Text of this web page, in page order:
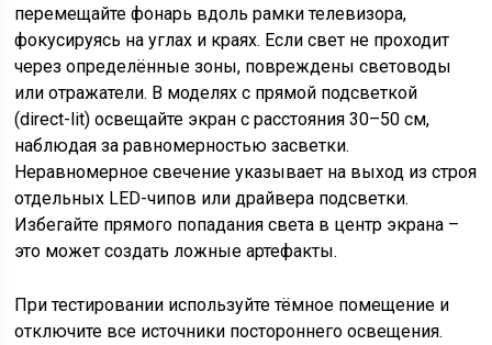
перемещайте фонарь вдоль рамки телевизора,
фокусируясь на углах и краях. Если свет не проходит
через определённые зоны, повреждены световоды
или отражатели. В моделях с прямой подсветкой
(direct-lit) освещайте экран с расстояния 30–50 см,
наблюдая за равномерностью засветки.
Неравномерное свечение указывает на выход из строя
отдельных LED-чипов или драйвера подсветки.
Избегайте прямого попадания света в центр экрана –
это может создать ложные артефакты.
При тестировании используйте тёмное помещение и
отключите все источники постороннего освещения.